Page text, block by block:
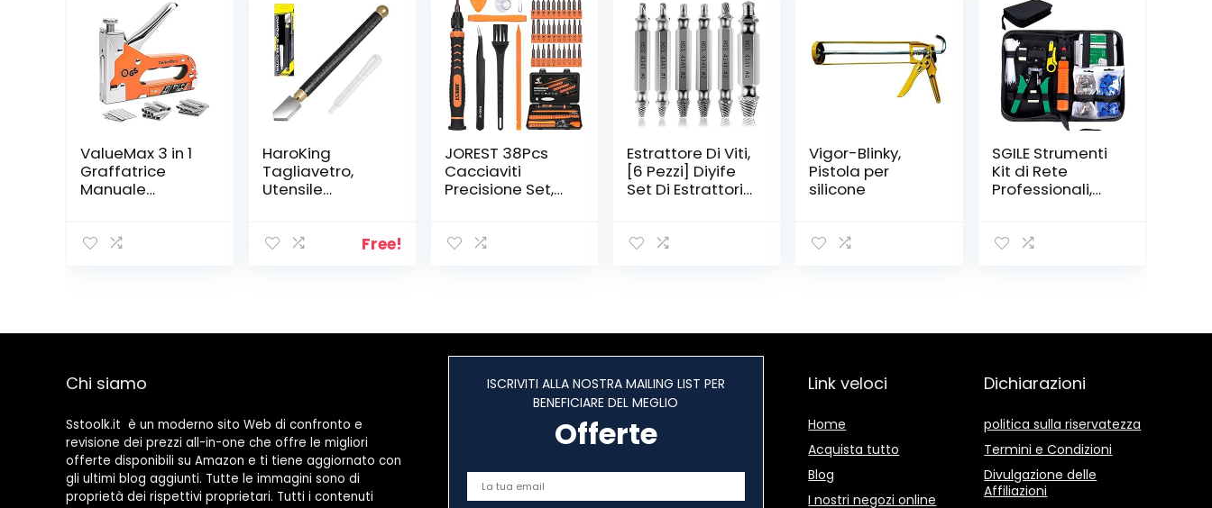
ValueMax 3 in 1
Graffatrice
Manuale
Acciaio con
Fissaggio,
Legno, Mobili
HaroKing
Tagliavetro,
Utensile
Vetro Lubrificato
Specchio,
Free!
JOREST 38Pcs
Cacciaviti
Precisione Set,
Torx T5 T6 T8 T9
Switch, PS4,
Xbox, PC,
Occhiali,
Estrattore Di Viti,
[6 Pezzi] Diyife
Set Di Estrattori
Dispositivo Di
Acciaio H.S.S
4341# per
ellati
‎Vigor-Blinky,
Pistola per
silicone
SGILE Strumenti
Kit di Rete
Professionali,
Manutenzione
Riparazione
Chi siamo
Sstoolk.it è un moderno sito Web di confronto e
revisione dei prezzi all-in-one che offre le migliori
offerte disponibili su Amazon e ti tiene aggiornato con
gli ultimi blog aggiunti. Tutte le immagini sono di
proprietà dei rispettivi proprietari. Tutti i contenuti
ISCRIVITI ALLA NOSTRA MAILING LIST PER
BENEFICIARE DEL MEGLIO
Offerte
Link veloci
Home
Acquista tutto
Blog
I nostri negozi online
Dichiarazioni
politica sulla riservatezza
Termini e Condizioni
Divulgazione delle
Affiliazioni